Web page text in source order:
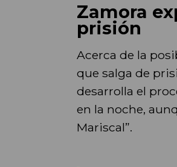
Zamora
prisión
Acerca de la
que salga de
desarrolla el
en la noche,
Mariscal”.